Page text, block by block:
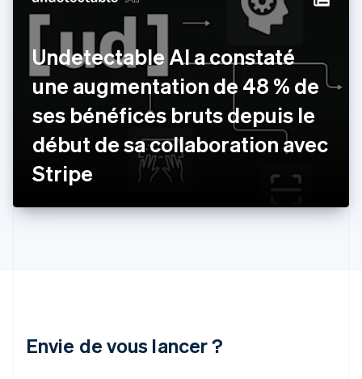
Undetectable AI a constaté
une augmentation de 48 % de
ses bénéfices bruts depuis le
début de sa collaboration avec
Stripe
Envie de vous lancer ?
English
France
FrançaisEnglish
Gibraltar
English
Grèce
English
English
Inde
English
English
Deutsch English